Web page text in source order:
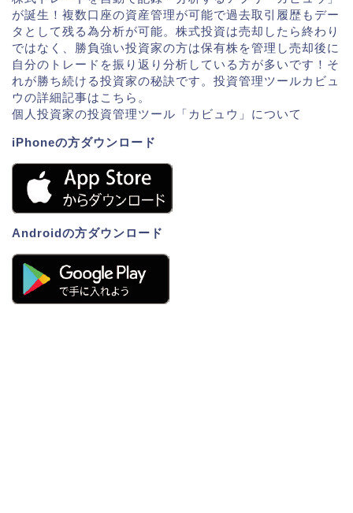
が誕生！複数口座の資産管理が可能で過去取引履歴もデー
タとして残る為分析が可能。株式投資は売却したら終わり
ではなく、勝負強い投資家の方は保有株を管理し売却後に
自分のトレードを振り返り分析している方が多いです！そ
れが勝ち続ける投資家の秘訣です。投資管理ツールカビュ
ウの詳細記事はこちら。
個人投資家の投資管理ツール「カビュウ」について
iPhoneの方ダウンロード
Androidの方ダウンロード